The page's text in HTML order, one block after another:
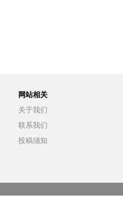
网站相关
关于我们
联系我们
投稿须知